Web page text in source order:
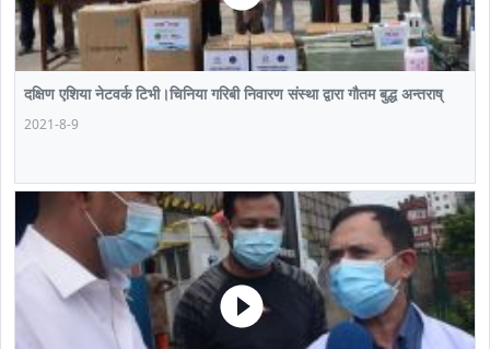
दक्षिण एशिया नेटवर्क टिभी।चिनिया गरिबी निवारण संस्था द्वारा गौतम बुद्ध अन्तराष्
2021-8-9